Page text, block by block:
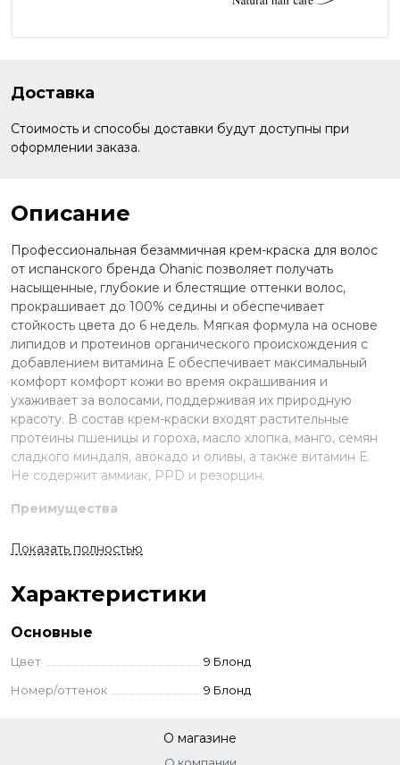
Доставка
Стоимость и способы доставки будут доступны при
оформлении заказа.
Описание
Профессиональная безаммичная крем-краска для волос
от испанского бренда Ohanic позволяет получать
насыщенные, глубокие и блестящие оттенки волос,
прокрашивает до 100% седины и обеспечивает
стойкость цвета до 6 недель. Мягкая формула на основе
липидов и протеинов органического происхождения с
добавлением витамина Е обеспечивает максимальный
комфорт комфорт кожи во время окрашивания и
ухаживает за волосами, поддерживая их природную
красоту. В состав крем-краски входят растительные
протеины пшеницы и гороха, масло хлопка, манго, семян
сладкого миндаля, авокадо и оливы, а также витамин Е.
Не содержит аммиак, PPD и резорцин.
Преимущества
Мягкая безаммиачная формула;
смешивания;
Закрашивание седины на 100%;
В составе протеины, натуральный комплекс
Безопасна для волос и кожи.
Смешайте выбранный краситель с окислителем в
пропорции 1:1,5 или 1:2 с тонерами до однородной
Показать полностью
Характеристики
Основные
Цвет
9 Блонд
Номер/оттенок
9 Блонд
О магазине